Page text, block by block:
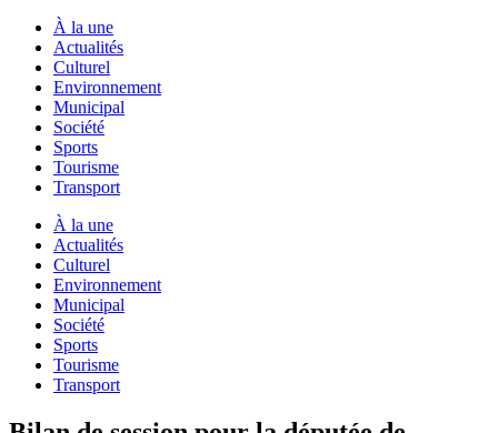
À la une
Actualités
Culturel
Environnement
Municipal
Société
Sports
Tourisme
Transport
À la une
Actualités
Culturel
Environnement
Municipal
Société
Sports
Tourisme
Transport